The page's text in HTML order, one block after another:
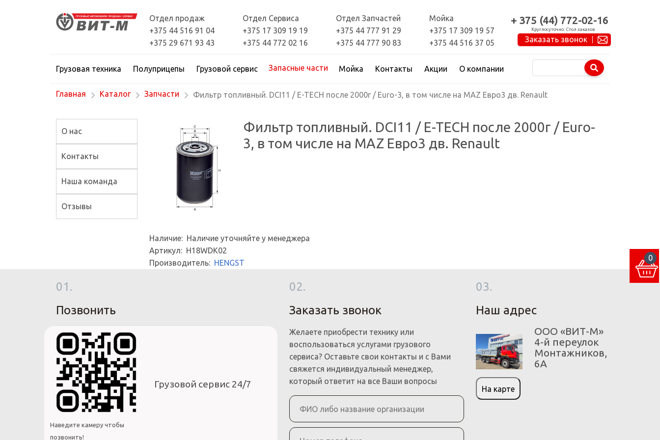
Отдел продаж
+375 44 516 91 04
+375 29 671 93 43
Отдел Сервиса
+375 17 309 19 19
+375 44 772 02 16
Отдел Запчастей
+375 44 777 91 29
+375 44 777 90 83
Мойка
+375 17 309 19 57
+375 44 516 37 05
+ 375 (44) 772-02-16
Круглосуточно: Стол заказов
Заказать звонок
Грузовая техника Полуприцепы Грузовой сервис Запасные части Мойка Контакты Акции О компании
Главная Каталог Запчасти Фильтр топливный. DCI11 / E-TECH после 2000г / Euro-3, в том числе на MAZ Евро3 дв. Renault
О нас
Контакты
Наша команда
Отзывы
Фильтр топливный. DCI11 / E-TECH после 2000г / Euro-
3, в том числе на MAZ Евро3 дв. Renault
Наличие: Наличие уточняйте у менеджера
Артикул: H18WDK02
Производитель: HENGST
01.
Позвонить
Наведите камеру чтобы
позвонить!
Грузовой сервис 24/7
02.
Заказать звонок
Желаете приобрести технику или
воспользоваться услугами грузового
сервиса? Оставьте свои контакты и с Вами
свяжется индивидуальный менеджер,
который ответит на все Ваши вопросы
03.
Наш адрес
ООО «ВИТ-М»
4-й переулок
Монтажников,
6А
На карте
0